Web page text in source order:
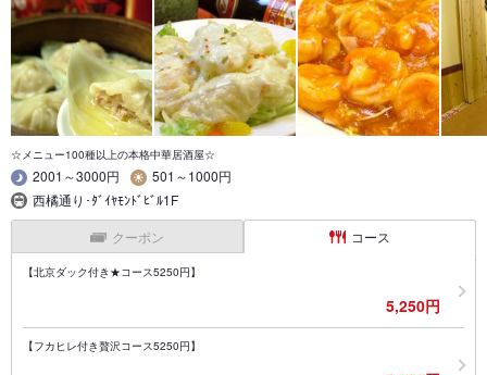
☆メニュー100種以上の本格中華居酒屋☆
2001～3000円
501～1000円
西橘通り･ﾀﾞｲﾔﾓﾝﾄﾞﾋﾞﾙ1F
クーポン コース
【北京ダック付き★コース5250円】
5,250円
【フカヒレ付き贅沢コース5250円】